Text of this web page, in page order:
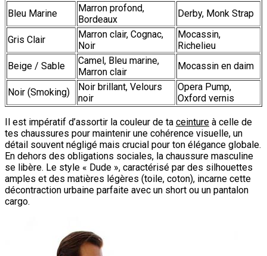
Bleu Marine
Marron profond,
Bordeaux
Derby, Monk Strap
Gris Clair
Marron clair, Cognac,
Noir
Mocassin,
Richelieu
Beige / Sable
Camel, Bleu marine,
Marron clair
Mocassin en daim
Noir (Smoking)
Noir brillant, Velours
noir
Opera Pump,
Oxford vernis
Il est impératif d’assortir la couleur de ta ceinture à celle de
tes chaussures pour maintenir une cohérence visuelle, un
détail souvent négligé mais crucial pour ton élégance globale.
En dehors des obligations sociales, la chaussure masculine
se libère. Le style « Dude », caractérisé par des silhouettes
amples et des matières légères (toile, coton), incarne cette
décontraction urbaine parfaite avec un short ou un pantalon
cargo.